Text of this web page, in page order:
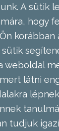
A sütik
hogy
korábban
weboldal
látni
tudjuk